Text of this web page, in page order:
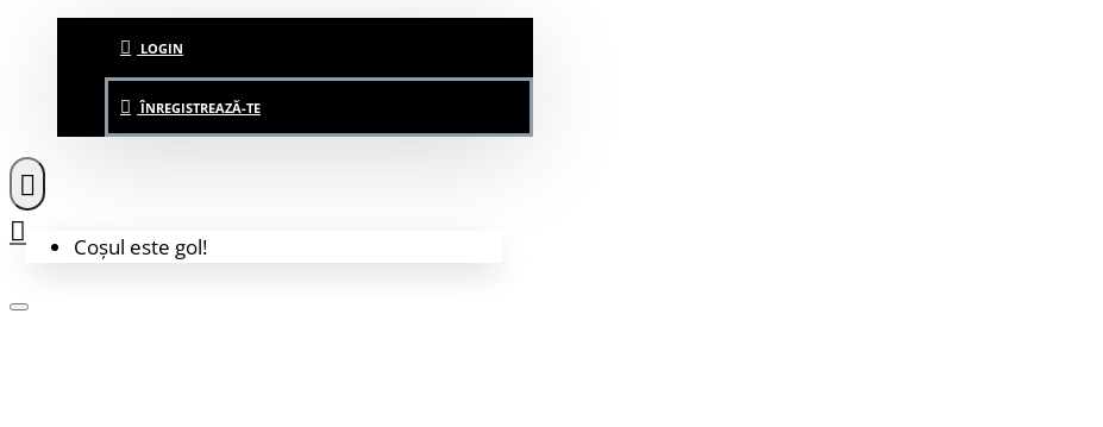
LOGIN
ÎNREGISTREAZĂ-TE
Coșul este gol!